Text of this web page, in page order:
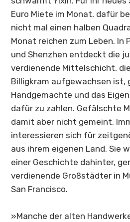
Euro Miete im Monat, dafür
nicht mal einen halben
Monat reichen zum Leben. In
und Shenzhen entdeckt die
verdienende Mittelschicht,
Billigkram aufgewachsen ist,
Handgemachte und das
dafür zu zahlen. Gefälschte
damit aber nicht gemeint.
interessieren sich für
aus ihrem eigenen Land. Sie
einer Geschichte dahinter,
verdienende Großstädter in
San Francisco.
»Manche der alten